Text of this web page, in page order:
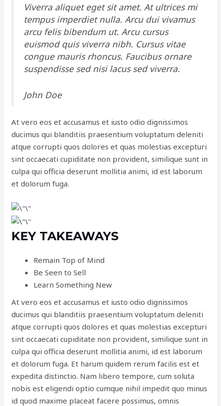
Viverra aliquet eget sit amet. At ultrices mi
tempus imperdiet nulla. Arcu dui vivamus
arcu felis bibendum ut. Arcu cursus
euismod quis viverra nibh. Cursus vitae
congue mauris rhoncus. Faucibus ornare
suspendisse sed nisi lacus sed viverra.
John Doe
At vero eos et accusamus et iusto odio dignissimos
ducimus qui blanditiis praesentium voluptatum deleniti
atque corrupti quos dolores et quas molestias excepturi
sint occaecati cupiditate non provident, similique sunt in
culpa qui officia deserunt mollitia animi, id est laborum
et dolorum fuga.
KEY TAKEAWAYS
Remain Top of Mind
Be Seen to Sell
Learn Something New
At vero eos et accusamus et iusto odio dignissimos
ducimus qui blanditiis praesentium voluptatum deleniti
atque corrupti quos dolores et quas molestias excepturi
sint occaecati cupiditate non provident, similique sunt in
culpa qui officia deserunt mollitia animi, id est laborum
et dolorum fuga. Et harum quidem rerum facilis est et
expedita distinctio. Nam libero tempore, cum soluta
nobis est eligendi optio cumque nihil impedit quo minus
id quod maxime placeat facere possimus, omnis